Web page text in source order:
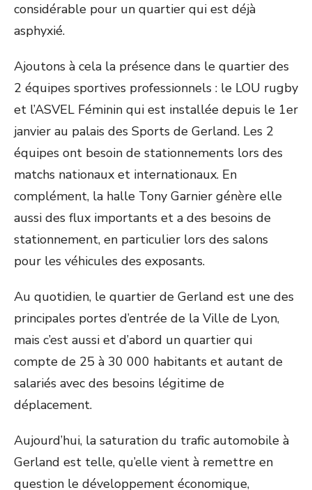
considérable pour un quartier qui est déjà
asphyxié.
Ajoutons à cela la présence dans le quartier des
2 équipes sportives professionnels : le LOU rugby
et l’ASVEL Féminin qui est installée depuis le 1er
janvier au palais des Sports de Gerland. Les 2
équipes ont besoin de stationnements lors des
matchs nationaux et internationaux. En
complément, la halle Tony Garnier génère elle
aussi des flux importants et a des besoins de
stationnement, en particulier lors des salons
pour les véhicules des exposants.
Au quotidien, le quartier de Gerland est une des
principales portes d’entrée de la Ville de Lyon,
mais c’est aussi et d’abord un quartier qui
compte de 25 à 30 000 habitants et autant de
salariés avec des besoins légitime de
déplacement.
Aujourd’hui, la saturation du trafic automobile à
Gerland est telle, qu’elle vient à remettre en
question le développement économique,